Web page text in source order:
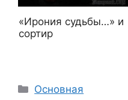
«Ирония судьбы…» и
сортир
Рубрики
Основная